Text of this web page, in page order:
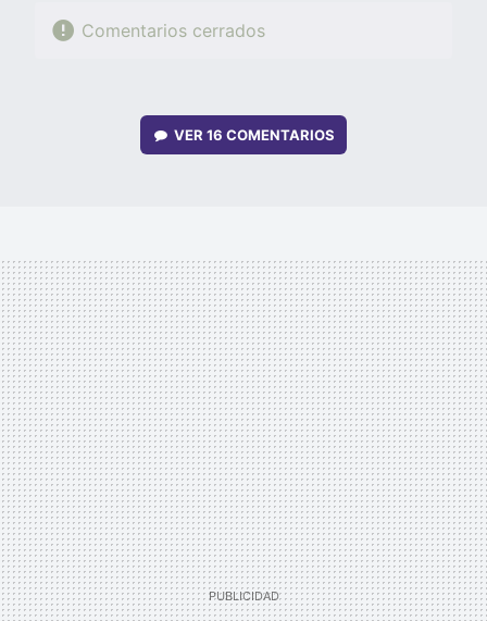
Comentarios cerrados
VER 16 COMENTARIOS